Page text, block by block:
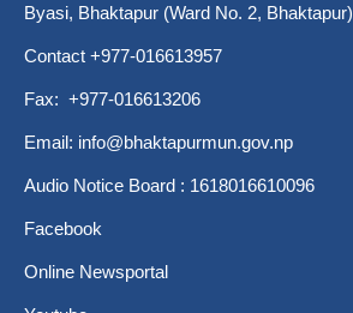
Byasi, Bhaktapur (Ward No. 2, Bhaktapur)
Contact +977-016613957
Fax: +977-016613206
Email: info@bhaktapurmun.gov.np
Audio Notice Board : 1618016610096
Facebook
Online Newsportal